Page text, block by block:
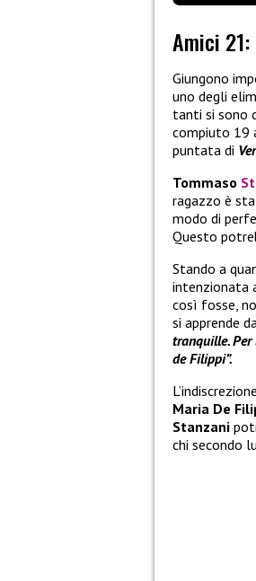
Amici
Giungono
uno degli
tanti si sono
compiuto 19
puntata di
Tommaso
ragazzo è
modo di
Questo
Stando a
intenzionata
così fosse,
si apprende
tranquille.
de Filippi”.
Maria De
Stanzani
chi secondo